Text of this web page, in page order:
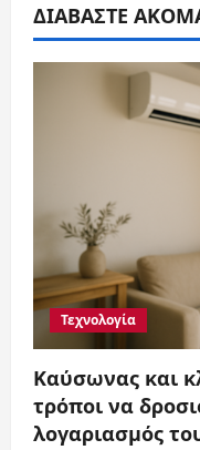
ΔΙΑΒΑΣΤΕ
Τεχνολογία
Καύσωνας και
τρόποι να
λογαριασμός